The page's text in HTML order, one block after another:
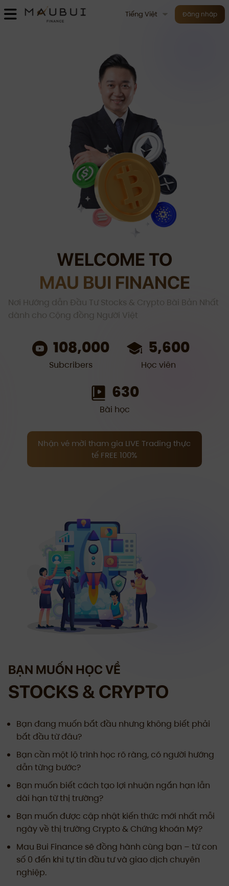
Tiếng Việt Đăng nhập
WELCOME TO
MAU BUI FINANCE
Nơi Hướng dẫn Đầu Tư Stocks & Crypto Bài Bản Nhất
dành cho Cộng đồng Người Việt
108,000
Subcribers
5,600
Học viên
630
Bài học
Nhận vé mời tham gia LIVE Trading thực
tế FREE 100%
BẠN MUỐN HỌC VỀ
STOCKS & CRYPTO
Bạn đang muốn bắt đầu nhưng không biết phải
bắt đầu từ đâu?
Bạn cần một lộ trình học rõ ràng, có người hướng
dẫn từng bước?
Bạn muốn biết cách tạo lợi nhuận ngắn hạn lẫn
dài hạn từ thị trường?
Bạn muốn được cập nhật kiến thức mới nhất mỗi
ngày về thị trường Crypto & Chứng khoán Mỹ?
Mau Bui Finance sẽ đồng hành cùng bạn – từ con
số 0 đến khi tự tin đầu tư và giao dịch chuyên
nghiệp.